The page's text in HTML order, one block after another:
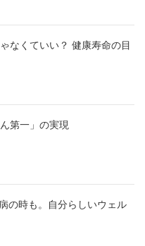
なくていい？ 健康寿命の目
第一」の実現
の時も。自分らしいウェル